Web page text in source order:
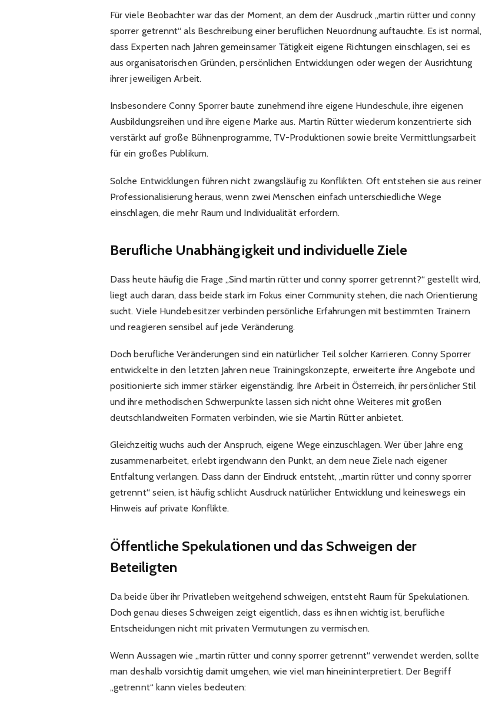
Für viele Beobachter war das der Moment, an dem der Ausdruck „martin rütter und conny
sporrer getrennt“ als Beschreibung einer beruflichen Neuordnung auftauchte. Es ist normal,
dass Experten nach Jahren gemeinsamer Tätigkeit eigene Richtungen einschlagen, sei es
aus organisatorischen Gründen, persönlichen Entwicklungen oder wegen der Ausrichtung
ihrer jeweiligen Arbeit.
Insbesondere Conny Sporrer baute zunehmend ihre eigene Hundeschule, ihre eigenen
Ausbildungsreihen und ihre eigene Marke aus. Martin Rütter wiederum konzentrierte sich
verstärkt auf große Bühnenprogramme, TV-Produktionen sowie breite Vermittlungsarbeit
für ein großes Publikum.
Solche Entwicklungen führen nicht zwangsläufig zu Konflikten. Oft entstehen sie aus reiner
Professionalisierung heraus, wenn zwei Menschen einfach unterschiedliche Wege
einschlagen, die mehr Raum und Individualität erfordern.
Berufliche Unabhängigkeit und individuelle Ziele
Dass heute häufig die Frage „Sind martin rütter und conny sporrer getrennt?“ gestellt wird,
liegt auch daran, dass beide stark im Fokus einer Community stehen, die nach Orientierung
sucht. Viele Hundebesitzer verbinden persönliche Erfahrungen mit bestimmten Trainern
und reagieren sensibel auf jede Veränderung.
Doch berufliche Veränderungen sind ein natürlicher Teil solcher Karrieren. Conny Sporrer
entwickelte in den letzten Jahren neue Trainingskonzepte, erweiterte ihre Angebote und
positionierte sich immer stärker eigenständig. Ihre Arbeit in Österreich, ihr persönlicher Stil
und ihre methodischen Schwerpunkte lassen sich nicht ohne Weiteres mit großen
deutschlandweiten Formaten verbinden, wie sie Martin Rütter anbietet.
Gleichzeitig wuchs auch der Anspruch, eigene Wege einzuschlagen. Wer über Jahre eng
zusammenarbeitet, erlebt irgendwann den Punkt, an dem neue Ziele nach eigener
Entfaltung verlangen. Dass dann der Eindruck entsteht, „martin rütter und conny sporrer
getrennt“ seien, ist häufig schlicht Ausdruck natürlicher Entwicklung und keineswegs ein
Hinweis auf private Konflikte.
Öffentliche Spekulationen und das Schweigen der
Beteiligten
Da beide über ihr Privatleben weitgehend schweigen, entsteht Raum für Spekulationen.
Doch genau dieses Schweigen zeigt eigentlich, dass es ihnen wichtig ist, berufliche
Entscheidungen nicht mit privaten Vermutungen zu vermischen.
Wenn Aussagen wie „martin rütter und conny sporrer getrennt“ verwendet werden, sollte
man deshalb vorsichtig damit umgehen, wie viel man hineininterpretiert. Der Begriff
„getrennt“ kann vieles bedeuten: